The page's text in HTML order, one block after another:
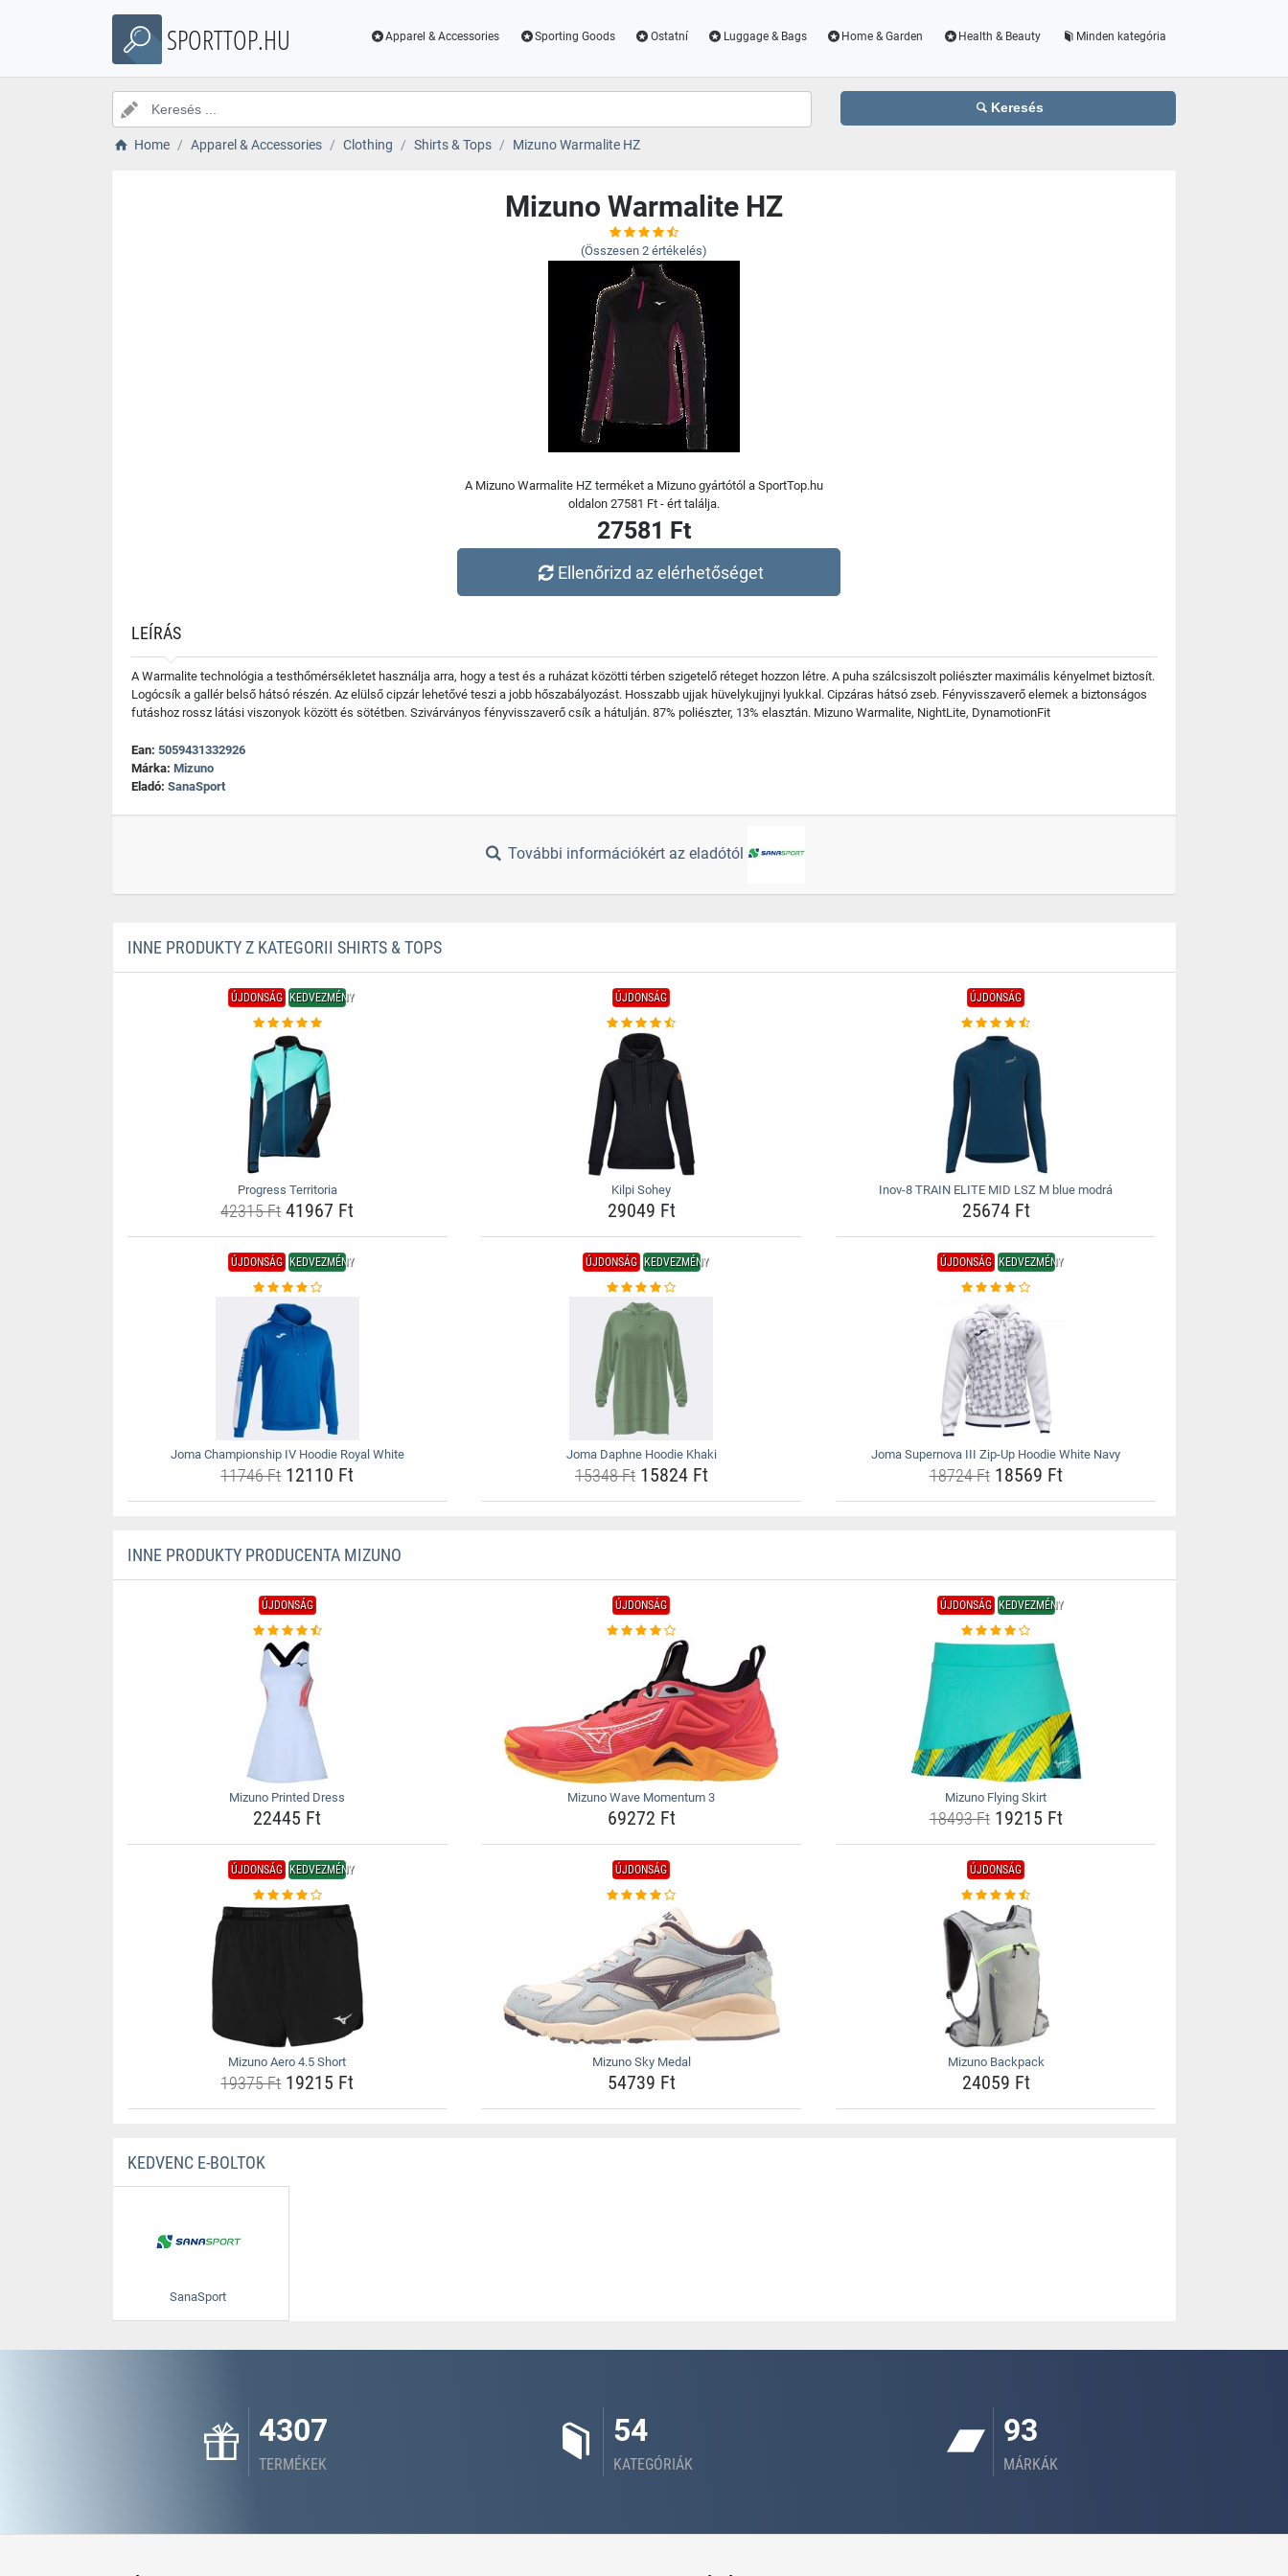
SPORTTOP.HU Apparel & Accessories Sporting Goods Ostatní Luggage & Bags Home & Garden Health & Beauty Minden kategória
Keresés
Home Apparel & Accessories Clothing Shirts & Tops Mizuno Warmalite HZ
Mizuno Warmalite HZ
(Összesen 2 értékelés)
A Mizuno Warmalite HZ terméket a Mizuno gyártótól a SportTop.hu
oldalon 27581 Ft - ért találja.
27581 Ft
Ellenőrizd az elérhetőséget
LEÍRÁS
A Warmalite technológia a testhőmérsékletet használja arra, hogy a test és a ruházat közötti térben szigetelő réteget hozzon létre. A puha szálcsiszolt poliészter maximális kényelmet biztosít.
Logócsík a gallér belső hátsó részén. Az elülső cipzár lehetővé teszi a jobb hőszabályozást. Hosszabb ujjak hüvelykujjnyi lyukkal. Cipzáras hátsó zseb. Fényvisszaverő elemek a biztonságos
futáshoz rossz látási viszonyok között és sötétben. Szivárványos fényvisszaverő csík a hátulján. 87% poliészter, 13% elasztán. Mizuno Warmalite, NightLite, DynamotionFit
Ean: 5059431332926
Márka: Mizuno
Eladó: SanaSport
További információkért az eladótól
INNE PRODUKTY Z KATEGORII SHIRTS & TOPS
ÚJDONSÁG KEDVEZMÉNY
Progress Territoria
42315 Ft41967 Ft
ÚJDONSÁG
Kilpi Sohey
29049 Ft
ÚJDONSÁG
Inov-8 TRAIN ELITE MID LSZ M blue modrá
25674 Ft
ÚJDONSÁG KEDVEZMÉNY
Joma Championship IV Hoodie Royal White
11746 Ft12110 Ft
ÚJDONSÁG KEDVEZMÉNY
Joma Daphne Hoodie Khaki
15348 Ft15824 Ft
ÚJDONSÁG KEDVEZMÉNY
Joma Supernova III Zip-Up Hoodie White Navy
18724 Ft18569 Ft
INNE PRODUKTY PRODUCENTA MIZUNO
ÚJDONSÁG
Mizuno Printed Dress
22445 Ft
ÚJDONSÁG
Mizuno Wave Momentum 3
69272 Ft
ÚJDONSÁG KEDVEZMÉNY
Mizuno Flying Skirt
18493 Ft19215 Ft
ÚJDONSÁG KEDVEZMÉNY
Mizuno Aero 4.5 Short
19375 Ft19215 Ft
ÚJDONSÁG
Mizuno Sky Medal
54739 Ft
ÚJDONSÁG
Mizuno Backpack
24059 Ft
KEDVENC E-BOLTOK
SanaSport
4307
TERMÉKEK
54
KATEGÓRIÁK
93
MÁRKÁK